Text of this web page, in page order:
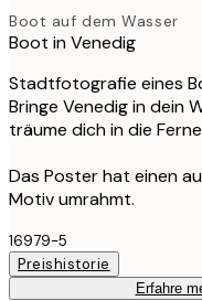
Boot auf dem Wasser
Boot in Venedig
Stadtfotografie eines
Bringe Venedig in dein
träume dich in die
Das Poster hat einen
Motiv umrahmt.
16979-5
Preishistorie
Erfahre